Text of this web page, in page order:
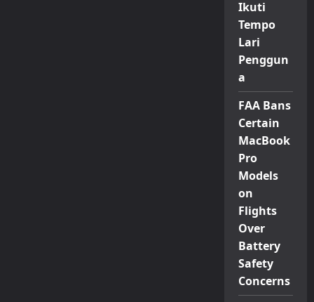
Ikuti
Tempo
Lari
Penggun
a
FAA Bans
Certain
MacBook
Pro
Models
on
Flights
Over
Battery
Safety
Concerns